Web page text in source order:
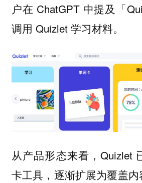
户在 ChatGPT 中提及「
调用 Quizlet 学习材料。
从产品形态来看，Quizlet
卡工具，逐渐扩展为覆盖内